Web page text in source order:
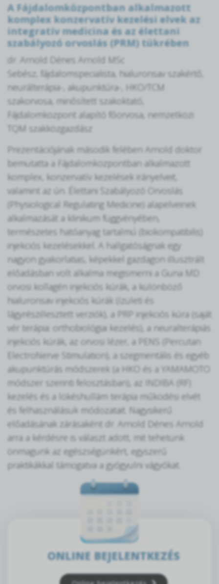
A Fájdalomközpontban alkalmazott
komplex konzervatív kezelési elvek az
integratív medicina és az élettani
szabályozó orvoslás (PRM) tükrében
dr. Arnold Dénes Arnold MSc
Sebész, fájdalomspecialista, hialuronsav szakértő,
neurálterápia-, akupunktúra-, HKO/TCM
szakorvosa, minősített szakoktató,
Fájdalomközpont alapító főorvosa, nemzetközi
TQM szakközgazdász
Prezentációjának második felében Arnold doktor
bemutatta a Fájdalomközpontban alkalmazott
komplex, konzervatív kezelések irányelveit,
valamint az ún. Élettani Szabályozó Orvoslás
(Physiological Regulating Medicine) alapelveinek
alkalmazását a klinikum függvényében,
természetes hatóanyag tartalmú (biokompatibilis)
injekciós kezelésekkel. A hallgatóságnak egy
nagyon gyakorlatias, képekkel gazdagon illusztrált
előadásban volt alkalma megismerni a Guna MD
orvosi kollagén injekciós kúrák, a különböző
hialuronsav injekciós kúrák (ízületi és
lágyrészillesztett verziók), a PRP injekciós kúra (saját
vér terápia: orthobiológiai kezelés), a neuralterápiás
injekciós kúrák, az orvosi lézer, a PENS (Percutan
ElectroNerve Stimulation), a szegmentális és egyéb
akupunktúrás módszerek (a HKO és a YAMAMOTO
módszer szerinti felosztásban), az INDIBA (RF)
kezelés és a lökéshullám terápia működési elvét
és felhasználásuk módozatait. Nagysikerű
előadásának zárásaként dr. Arnold Dénes Arnold
arra a kérdésre is választ adott, mit tehetünk
önmagunk az egészségünkért, egyszerű
praktikákkal támogatva a gyógyulni vágyókat.
ONLINE BEJELENTKEZÉS